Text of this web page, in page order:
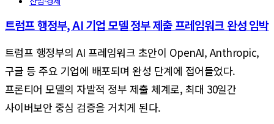
트럼프 행정부, AI 기업 모델 정부 제출 프레임워크 완성 임박
트럼프 행정부의 AI 프레임워크 초안이 OpenAI, Anthropic,
구글 등 주요 기업에 배포되며 완성 단계에 접어들었다.
프론티어 모델의 자발적 정부 제출 체계로, 최대 30일간
사이버보안 중심 검증을 거치게 된다.